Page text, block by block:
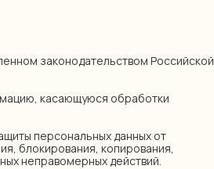
законодательством Российской
касающуюся обработки
персональных данных от
блокирования, копирования,
неправомерных действий.